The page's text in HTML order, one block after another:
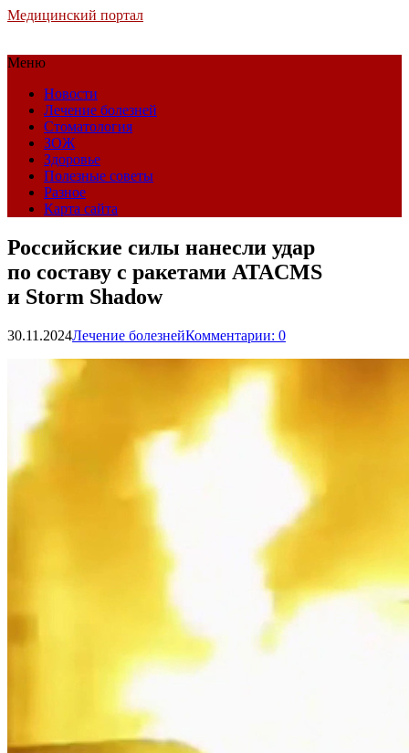
Медицинский портал
Меню
Новости
Лечение болезней
Стоматология
ЗОЖ
Здоровье
Полезные советы
Разное
Карта сайта
Российские силы нанесли удар
по составу с ракетами ATACMS
и Storm Shadow
30.11.2024Лечение болезнейКомментарии: 0